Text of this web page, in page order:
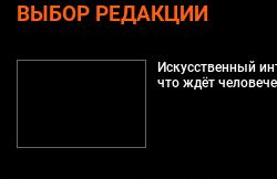
ВЫБОР РЕДАКЦИИ
Искусственный
что ждёт